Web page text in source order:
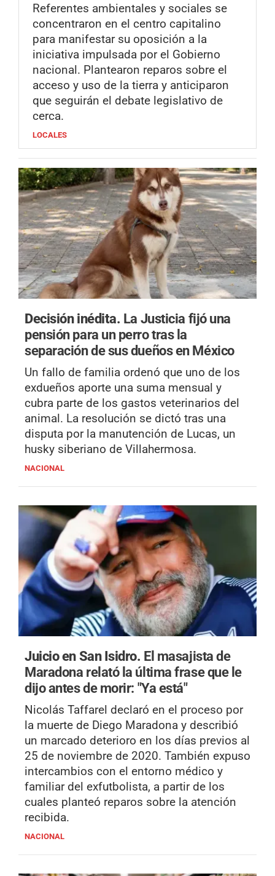
Referentes ambientales y sociales se
concentraron en el centro capitalino
para manifestar su oposición a la
iniciativa impulsada por el Gobierno
nacional. Plantearon reparos sobre el
acceso y uso de la tierra y anticiparon
que seguirán el debate legislativo de
cerca.
LOCALES
Decisión inédita. La Justicia fijó una
pensión para un perro tras la
separación de sus dueños en México
Un fallo de familia ordenó que uno de los
exdueños aporte una suma mensual y
cubra parte de los gastos veterinarios del
animal. La resolución se dictó tras una
disputa por la manutención de Lucas, un
husky siberiano de Villahermosa.
NACIONAL
Juicio en San Isidro. El masajista de
Maradona relató la última frase que le
dijo antes de morir: "Ya está"
Nicolás Taffarel declaró en el proceso por
la muerte de Diego Maradona y describió
un marcado deterioro en los días previos al
25 de noviembre de 2020. También expuso
intercambios con el entorno médico y
familiar del exfutbolista, a partir de los
cuales planteó reparos sobre la atención
recibida.
NACIONAL